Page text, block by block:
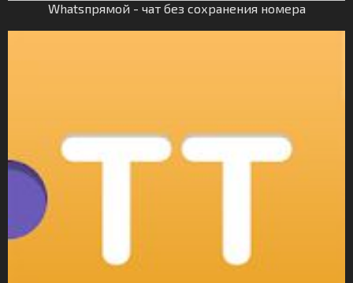
Whatsпрямой - чат без сохранения номера